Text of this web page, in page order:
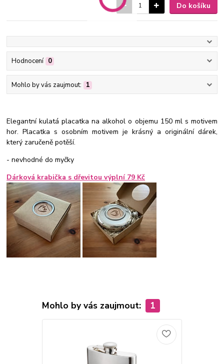
Do košíku
Hodnocení 0
Mohlo by vás zaujmout: 1
Elegantní kulatá placatka na alkohol o objemu 150 ml s motivem
hor. Placatka s osobním motivem je krásný a originální dárek,
který zaručeně potěší.
- nevhodné do myčky
Dárková krabička s dřevitou výplní 79 Kč
Mohlo by vás zaujmout: 1